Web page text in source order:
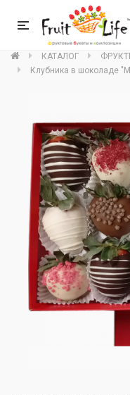
КАТАЛОГ
Клубника в шоколаде